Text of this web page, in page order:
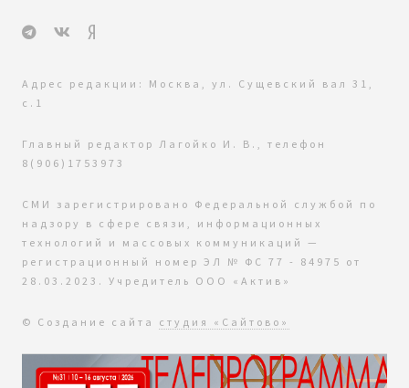
Адрес редакции: Москва, ул. Сущевский вал 31,
с.1
Главный редактор Лагойко И. В., телефон
8(906)1753973
СМИ зарегистрировано Федеральной службой по
надзору в сфере связи, информационных
технологий и массовых коммуникаций —
регистрационный номер ЭЛ № ФС 77 - 84975 от
28.03.2023. Учредитель ООО «Актив»
© Создание сайта студия «Сайтово»